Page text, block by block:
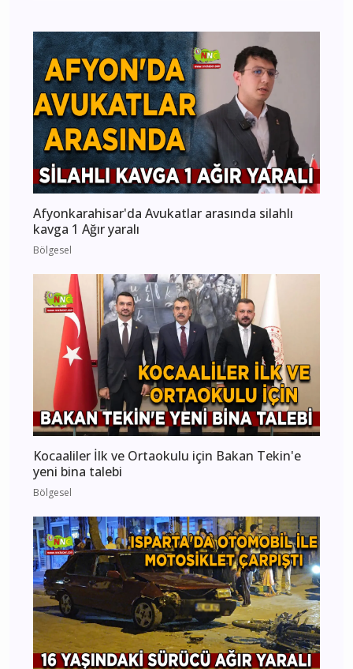
Afyonkarahisar'da Avukatlar arasında silahlı
kavga 1 Ağır yaralı
Bölgesel
Kocaaliler İlk ve Ortaokulu için Bakan Tekin'e
yeni bina talebi
Bölgesel